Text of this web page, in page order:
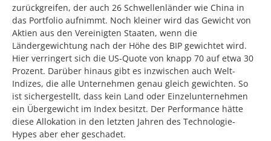
zurückgreifen, der auch 26 Schwellenländer wie China in
das Portfolio aufnimmt. Noch kleiner wird das Gewicht von
Aktien aus den Vereinigten Staaten, wenn die
Ländergewichtung nach der Höhe des BIP gewichtet wird.
Hier verringert sich die US-Quote von knapp 70 auf etwa 30
Prozent. Darüber hinaus gibt es inzwischen auch Welt-
Indizes, die alle Unternehmen genau gleich gewichten. So
ist sichergestellt, dass kein Land oder Einzelunternehmen
ein Übergewicht im Index besitzt. Der Performance hätte
diese Allokation in den letzten Jahren des Technologie-
Hypes aber eher geschadet.